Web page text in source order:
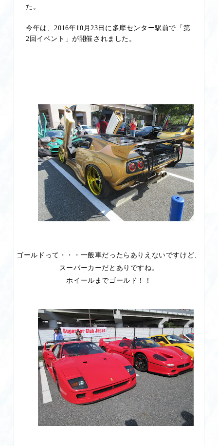
た。
今年は、 2016年10 月 23日に多摩センター駅前で「第
2 回イベント」が開催されました。
ゴールドって・・・一般車だったらありえないですけど、
スーパーカーだとありですね。
ホイールまでゴールド！！